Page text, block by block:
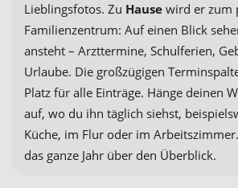
Lieblingsfotos. Zu Hause wird er zum
Familienzentrum: Auf einen Blick
ansteht – Arzttermine, Schulferien,
Urlaube. Die großzügigen
Platz für alle Einträge. Hänge deinen
auf, wo du ihn täglich siehst,
Küche, im Flur oder im
das ganze Jahr über den Überblick.